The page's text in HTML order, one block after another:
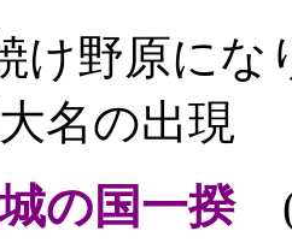
け野原にな
名の出現
の国一揆(